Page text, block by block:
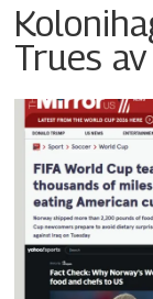
Trues